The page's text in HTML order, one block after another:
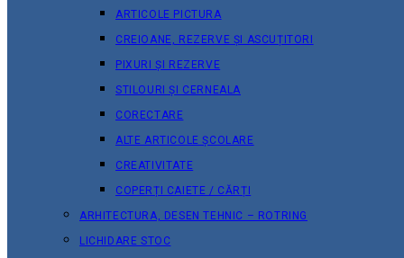
ARTICOLE PICTURA
CREIOANE, REZERVE ȘI ASCUȚITORI
PIXURI ȘI REZERVE
STILOURI ȘI CERNEALA
CORECTARE
ALTE ARTICOLE ȘCOLARE
CREATIVITATE
COPERȚI CAIETE / CĂRȚI
ARHITECTURA, DESEN TEHNIC – ROTRING
LICHIDARE STOC